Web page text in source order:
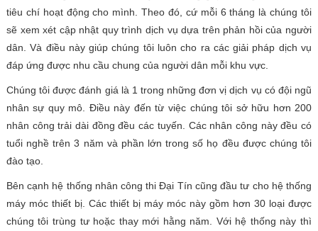
tiêu chí hoạt động cho mình. Theo đó, cứ mỗi 6 tháng là chúng tôi
sẽ xem xét cập nhật quy trình dịch vụ dựa trên phản hồi của người
dân. Và điều này giúp chúng tôi luôn cho ra các giải pháp dịch vụ
đáp ứng được nhu cầu chung của người dân mỗi khu vực.
Chúng tôi được đánh giá là 1 trong những đơn vị dịch vụ có đội ngũ
nhân sự quy mô. Điều này đến từ việc chúng tôi sở hữu hơn 200
nhân công trải dài đồng đều các tuyến. Các nhân công này đều có
tuổi nghề trên 3 năm và phần lớn trong số họ đều được chúng tôi
đào tạo.
Bên cạnh hệ thống nhân công thi Đại Tín cũng đầu tư cho hệ thống
máy móc thiết bị. Các thiết bị máy móc này gồm hơn 30 loại được
chúng tôi trùng tư hoặc thay mới hằng năm. Với hệ thống này thì